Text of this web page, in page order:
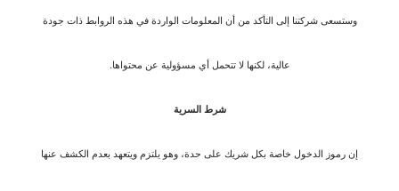
وستسعى شركتنا إلى التأكد من أن المعلومات الواردة في هذه الروابط ذات جودة
عالية، لكنها لا تتحمل أي مسؤولية عن محتواها.
شرط السرية
إن رموز الدخول خاصة بكل شريك على حدة، وهو يلتزم ويتعهد بعدم الكشف عنها